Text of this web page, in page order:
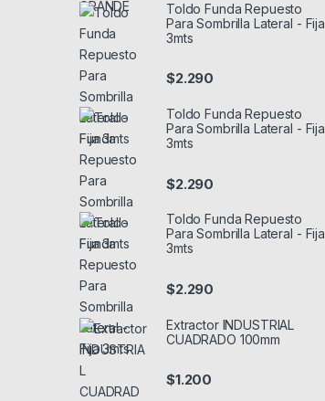
Toldo Funda Repuesto
Para Sombrilla Lateral - Fija
3mts
$2.290
Toldo Funda Repuesto
Para Sombrilla Lateral - Fija
3mts
$2.290
Toldo Funda Repuesto
Para Sombrilla Lateral - Fija
3mts
$2.290
Extractor INDUSTRIAL
CUADRADO 100mm
$1.200